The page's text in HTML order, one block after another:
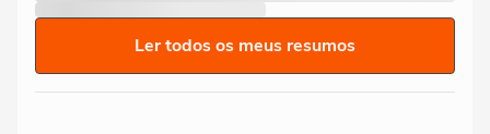
Ler todos os meus resumos